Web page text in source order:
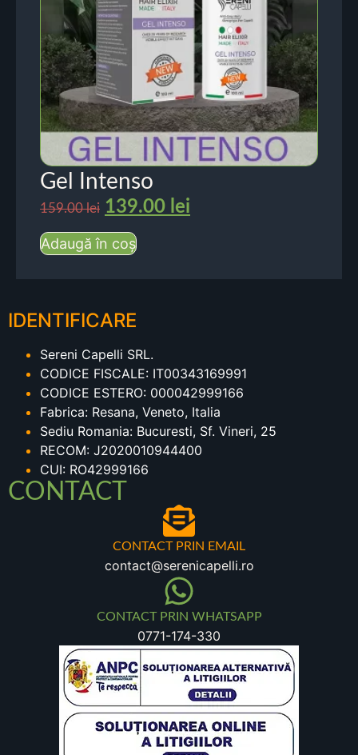
Gel Intenso
159.00lei 139.00 lei
Adaugă în coș
IDENTIFICARE
Sereni Capelli SRL.
CODICE FISCALE: IT00343169991
CODICE ESTERO: 000042999166
Fabrica: Resana, Veneto, Italia
Sediu Romania: Bucuresti, Sf. Vineri, 25
RECOM: J2020010944400
CUI: RO42999166
CONTACT
CONTACT PRIN EMAIL
contact@serenicapelli.ro
CONTACT PRIN WHATSAPP
0771-174-330